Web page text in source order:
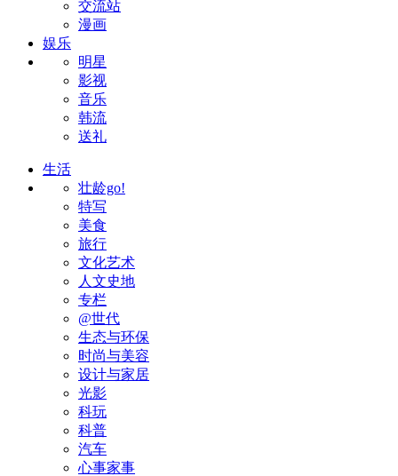
交流站
漫画
娱乐
明星
影视
音乐
韩流
送礼
生活
壮龄go!
特写
美食
旅行
文化艺术
人文史地
专栏
@世代
生态与环保
时尚与美容
设计与家居
光影
科玩
科普
汽车
心事家事